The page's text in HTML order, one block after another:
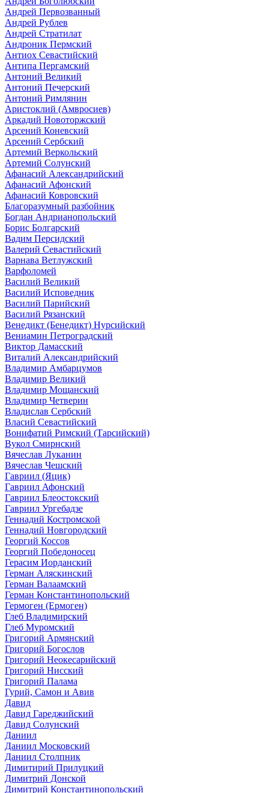
Андрей Первозванный
Андрей Рублев
Андрей Стратилат
Андроник Пермский
Антиох Севастийский
Антипа Пергамский
Антоний Великий
Антоний Печерский
Антоний Римлянин
Аристоклий (Амвросиев)
Аркадий Новоторжский
Арсений Коневский
Арсений Сербский
Артемий Веркольский
Артемий Солунский
Афанасий Александрийский
Афанасий Афонский
Афанасий Ковровский
Благоразумный разбойник
Богдан Андрианопольский
Борис Болгарский
Вадим Персидский
Валерий Севастийский
Варнава Ветлужский
Варфоломей
Василий Великий
Василий Исповедник
Василий Парийский
Василий Рязанский
Венедикт (Бенедикт) Нурсийский
Вениамин Петроградский
Виктор Дамасский
Виталий Александрийский
Владимир Амбарцумов
Владимир Великий
Владимир Мощанский
Владимир Четверин
Владислав Сербский
Власий Севастийский
Вонифатий Римский (Тарсийский)
Вукол Смирнский
Вячеслав Луканин
Вячеслав Чешский
Гавриил (Яцик)
Гавриил Афонский
Гавриил Блеостокский
Гавриил Ургебадзе
Геннадий Костромской
Геннадий Новгородский
Георгий Коссов
Георгий Победоносец
Герасим Иорданский
Герман Аляскинский
Герман Валаамский
Герман Константинопольский
Гермоген (Ермоген)
Глеб Владимирский
Глеб Муромский
Григорий Армянский
Григорий Богослов
Григорий Неокесарийский
Григорий Нисский
Григорий Палама
Гурий, Самон и Авив
Давид
Давид Гареджийский
Давид Солунский
Даниил
Даниил Московский
Даниил Столпник
Димитирий Прилуцкий
Димитрий Донской
Димитрий Константинопольский